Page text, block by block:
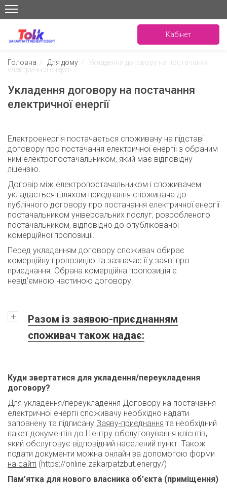
Кабінет
Головна / Для дому / Укладення договору на постачання
електричної енергії
Укладення договору на постачання
електричної енергії
Електроенергія постачається споживачу на підставі
договору про постачання електричної енергії з обраним
ним електропостачальником, який має відповідну
ліцензію.
Договір між електропостачальником і споживачем
укладається шляхом приєднання споживача до
публічного договору про постачання електричної енергії
постачальником універсальних послуг, розробленого
постачальником, відповідно до опублікованої
комерційної пропозиції.
Перед укладанням договору споживач обирає
комерційну пропозицію та зазначає її у заяві про
приєднання. Обрана комерційна пропозиція є
невід’ємною частиною договору.
Разом із заявою-приєднанням
споживач також надає:
Куди звертатися для укладення/переукладення
договору?
Для укладення/переукладення Договору на постачання
електричної енергії споживачу необхідно надати
заповнену та підписану Заяву-приєднання та необхідний
пакет документів до Центру обслуговування клієнтів,
який обслуговує відповідний населений пункт. Також
подати документи можна онлайн за допомогою форми
на сайті (https://online.zakarpatzbut.energy/)
Пам’ятка для нового власника об’єкта (приміщення)